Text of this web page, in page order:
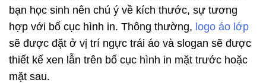
bạn học sinh nên chú ý về kích thước, sự tương
hợp với bố cục hình in. Thông thường, logo áo lớp
sẽ được đặt ở vị trí ngực trái áo và slogan sẽ được
thiết kế xen lẫn trên bố cục hình in mặt trước hoặc
mặt sau.